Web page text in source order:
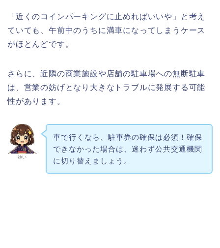
「近くのコインパーキングに止めればいいや」と考え
ていても、午前中のうちに満車になってしまうケース
がほとんどです。
さらに、近隣の商業施設や店舗の駐車場への無断駐車
は、営業の妨げとなり大きなトラブルに発展する可能
性があります。
ゆい
車で行くなら、駐車券の確保は必須！確保
できなかった場合は、迷わず公共交通機関
に切り替えましょう。